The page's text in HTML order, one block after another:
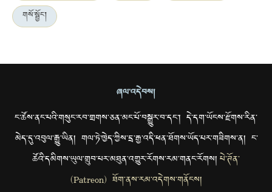
གསོ་སྦྱོང་།
ཞལ་འདེབས།
ང་ཚོས་ནང་པའི་གསུང་རབ་གྲགས་ཅན་མང་པོ་བསྒྱུར་བ་དང་། དེ་དག་ཡོངས་རྫོགས་རིན་
མེད་དུ་འབུལ་རྒྱུ་ཡིན། གལ་ཏེ་ཁྱེད་ཀྱིས་དྲ་རྒྱ་འདི་ཕན་ཐོགས་ཡོད་པར་གཟིགས་ན། ང་
ཚོའི་དམིགས་ཡུལ་གྲུབ་པར་མཐུན་འགྱུར་རོགས་རམ་གནང་རོགས།པེ་ཊོན་
(Patreon) ཐོག་ནས་རམ་འདེགས་གནོངས།